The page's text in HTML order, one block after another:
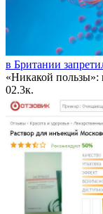
в Британии
«Никакой пользы»:
02.3к.